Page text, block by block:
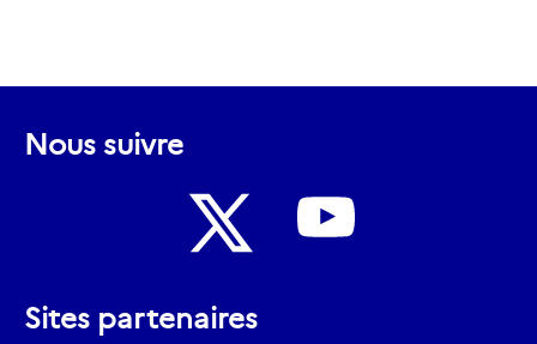
Nous suivre
suivre
Sites partenaires